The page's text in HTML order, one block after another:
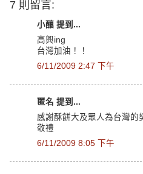
7 則留言:
小釀 提到...
高興ing
台灣加油！！
6/11/2009 2:47 下午
匿名 提到...
感謝酥餅大及眾人為台灣的
敬禮
6/11/2009 8:05 下午